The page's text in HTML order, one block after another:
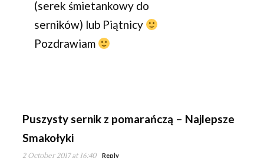
(serek śmietankowy do
serników) lub Piątnicy
Pozdrawiam
Puszysty sernik z pomarańczą – Najlepsze
Smakołyki
2 October 2017 at 16:40 Reply